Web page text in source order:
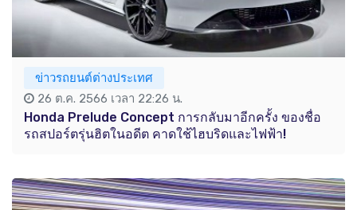
ข่าวรถยนต์ต่างประเทศ
26 ต.ค. 2566 เวลา 22:26 น.
Honda Prelude Concept การกลับมาอีกครั้ง ของชื่อ
รถสปอร์ตรุ่นฮิตในอดีต คาดใช้ไฮบริดและไฟฟ้า!